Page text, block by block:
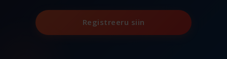
Registreeru siin